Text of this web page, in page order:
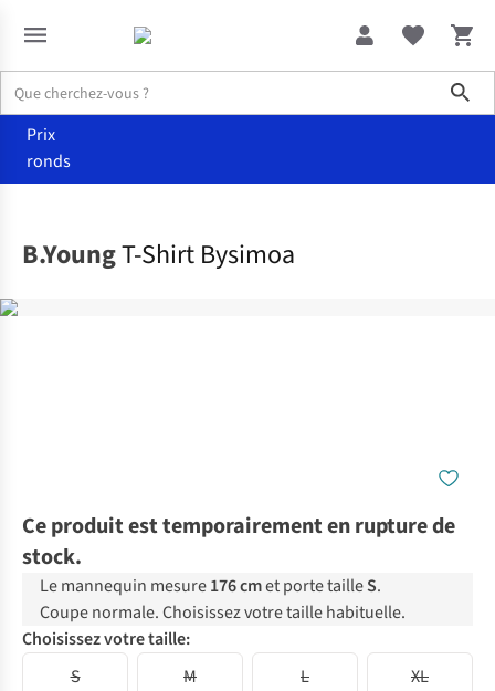
Prix
ronds
B.YoungT-Shirt Bysimoa
Ce produit est temporairement en rupture de
stock.
Le mannequin mesure176 cmet porte tailleS.
Coupe normale. Choisissez votre taille habituelle.
Choisissez votre taille:
S
M L XL